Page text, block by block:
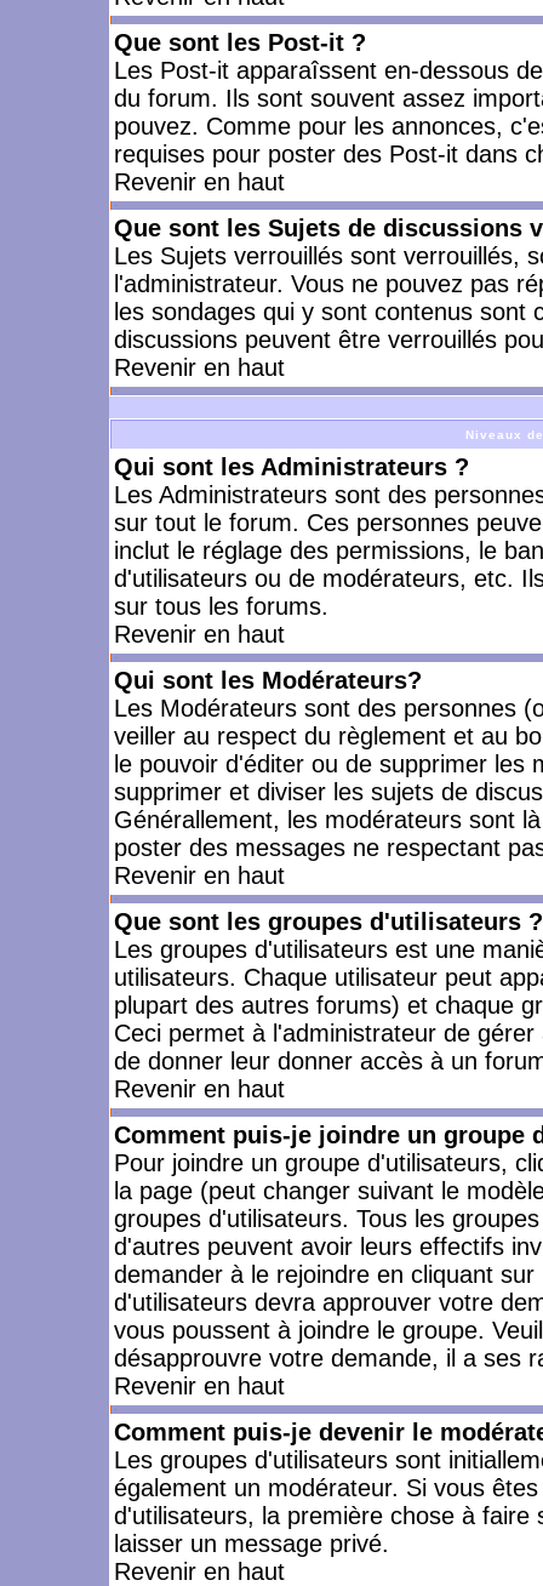
Que sont les Post-it ?
Les Post-it apparaîssent en-dessous
du forum. Ils sont souvent assez
pouvez. Comme pour les annonces,
requises pour poster des Post-it dans
Revenir en haut
Que sont les Sujets de discussions
Les Sujets verrouillés sont verrouillés,
l'administrateur. Vous ne pouvez pas
les sondages qui y sont contenus
discussions peuvent être verrouillés
Revenir en haut
Niveaux
Qui sont les Administrateurs ?
Les Administrateurs sont des
sur tout le forum. Ces personnes
inclut le réglage des permissions, le
d'utilisateurs ou de modérateurs, etc.
sur tous les forums.
Revenir en haut
Qui sont les Modérateurs?
Les Modérateurs sont des personnes
veiller au respect du règlement et au
le pouvoir d'éditer ou de supprimer les
supprimer et diviser les sujets de
Générallement, les modérateurs sont
poster des messages ne respectant
Revenir en haut
Que sont les groupes d'utilisateurs ?
Les groupes d'utilisateurs est une
utilisateurs. Chaque utilisateur peut
plupart des autres forums) et chaque
Ceci permet à l'administrateur de
de donner leur donner accès à un
Revenir en haut
Comment puis-je joindre un groupe
Pour joindre un groupe d'utilisateurs,
la page (peut changer suivant le
groupes d'utilisateurs. Tous les
d'autres peuvent avoir leurs effectifs
demander à le rejoindre en cliquant
d'utilisateurs devra approuver votre
vous poussent à joindre le groupe.
désapprouvre votre demande, il a ses
Revenir en haut
Comment puis-je devenir le
Les groupes d'utilisateurs sont
également un modérateur. Si vous
d'utilisateurs, la première chose à
laisser un message privé.
Revenir en haut